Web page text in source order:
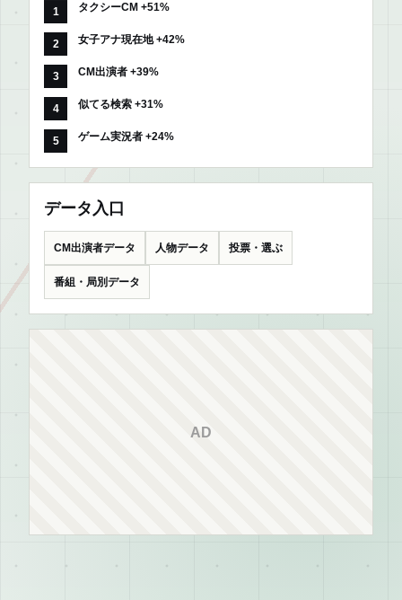
タクシーCM +51%
女子アナ現在地 +42%
CM出演者 +39%
似てる検索 +31%
ゲーム実況者 +24%
データ入口
CM出演者データ 人物データ 投票・選ぶ
番組・局別データ
AD